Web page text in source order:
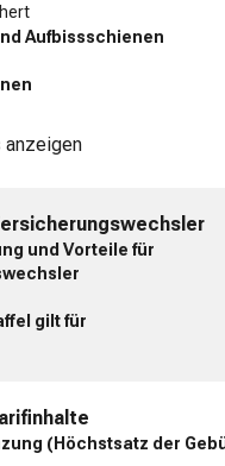
Aufbissschienen
anzeigen
und Vorteile für
gilt für
(Höchstsatz der